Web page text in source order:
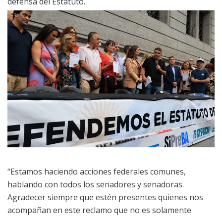
“Estamos haciendo acciones federales comunes,
hablando con todos los senadores y senadoras.
Agradecer siempre que estén presentes quienes nos
acompañan en este reclamo que no es solamente